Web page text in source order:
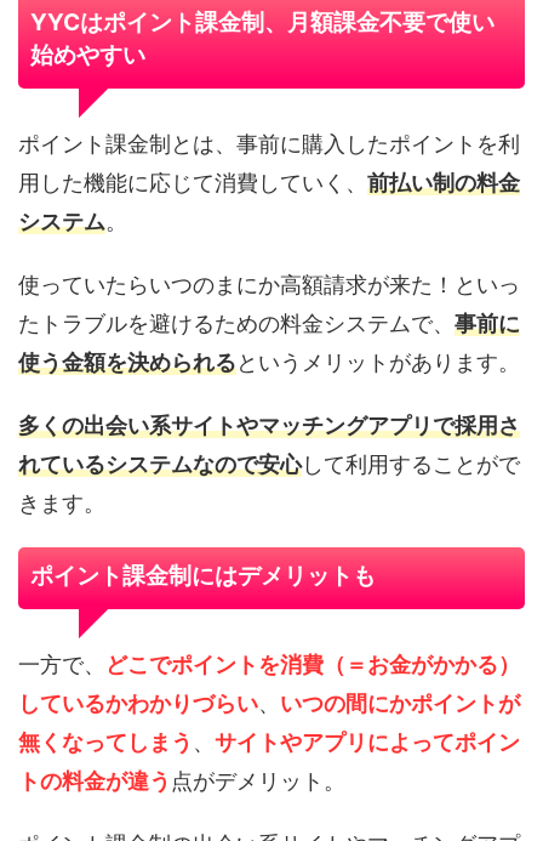
YYCはポイント課金制、月額課金不要で使い
始めやすい
ポイント課金制とは、事前に購入したポイントを利
用した機能に応じて消費していく、 前払い制の料金
システム。
使っていたらいつのまにか高額請求が来た！といっ
たトラブルを避けるための料金システムで、 事前に
使う金額を決められるというメリットがあります。
多くの出会い系サイトやマッチングアプリで採用さ
れているシステムなので安心して利用することがで
きます。
ポイント課金制にはデメリットも
一方で、
どこでポイントを消費（＝お金がかかる）
しているかわかりづらい、 いつの間にかポイントが
無くなってしまう 、 サイトやアプリによってポイン
トの料金が違う 点がデメリット。